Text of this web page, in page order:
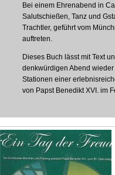
Bei einem Ehrenabend in
Salutschießen, Tanz und
Trachtler, geführt vom
auftreten.
Dieses Buch lässt mit Text
denkwürdigen Abend
Stationen einer
von Papst Benedikt XVI. im